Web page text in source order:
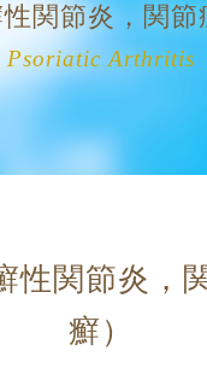
関節炎，関節
Psoriatic Arthritis
性関節炎，
癬）